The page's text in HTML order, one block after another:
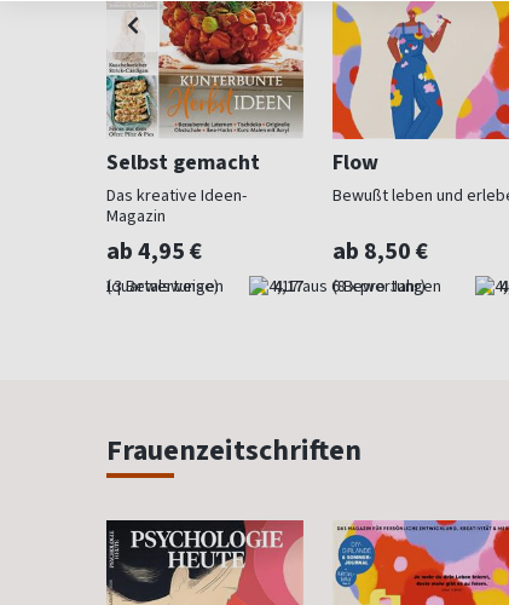
Selbst gemacht
Das kreative Ideen-
Magazin
ab 4,95 €
(quartalsweise) 4,17
Flow
Bewußt leben und
ab 8,50 €
(8 x pro Jahr)
Frauenzeitschriften